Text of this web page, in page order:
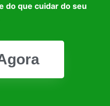
do que cuidar do seu